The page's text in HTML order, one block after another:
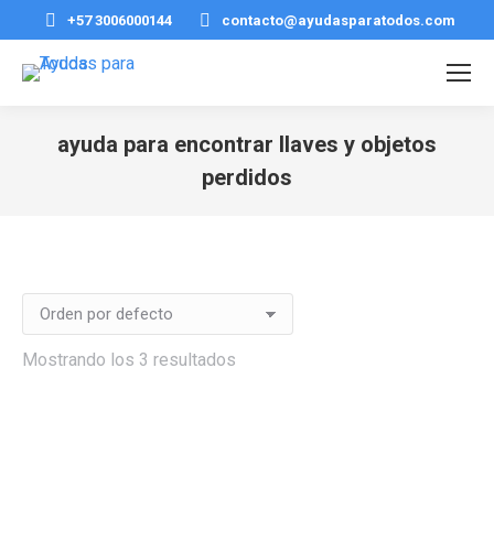
+57 3006000144 contacto@ayudasparatodos.com
ayuda para encontrar llaves y objetos
perdidos
Mostrando los 3 resultados